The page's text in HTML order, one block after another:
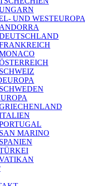
UND WESTEUROPA
ANDORRA
SCHWEIZ
SCHWEDEN
SAN MARINO
SPANIEN